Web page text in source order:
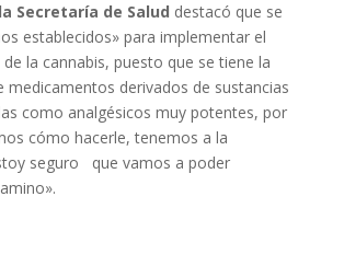
Secretaría de Salud destacó que se
establecidos» para implementar el
la cannabis, puesto que se tiene la
medicamentos derivados de sustancias
como analgésicos muy potentes, por
cómo hacerle, tenemos a la
seguro que vamos a poder